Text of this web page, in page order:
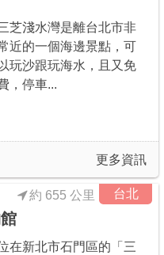
芝淺水灣是離台北市非
近的一個海邊景點，可
玩沙跟玩海水，且又免
，停車...
更多資訊
台北
約 655 公里
在新北市石門區的「三